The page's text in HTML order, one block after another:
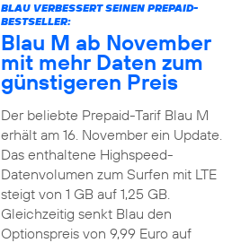
BLAU VERBESSERT SEINEN PREPAID-
BESTSELLER:
Blau M ab November
mit mehr Daten zum
günstigeren Preis
Der beliebte Prepaid-Tarif Blau M
erhält am 16. November ein Update.
Das enthaltene Highspeed-
Datenvolumen zum Surfen mit LTE
steigt von 1 GB auf 1,25 GB.
Gleichzeitig senkt Blau den
Optionspreis von 9,99 Euro auf